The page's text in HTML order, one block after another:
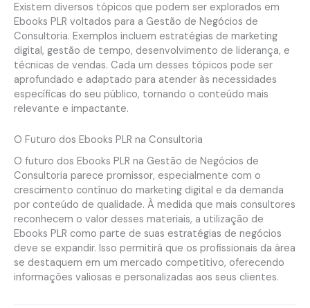
Existem diversos tópicos que podem ser explorados em
Ebooks PLR voltados para a Gestão de Negócios de
Consultoria. Exemplos incluem estratégias de marketing
digital, gestão de tempo, desenvolvimento de liderança, e
técnicas de vendas. Cada um desses tópicos pode ser
aprofundado e adaptado para atender às necessidades
específicas do seu público, tornando o conteúdo mais
relevante e impactante.
O Futuro dos Ebooks PLR na Consultoria
O futuro dos Ebooks PLR na Gestão de Negócios de
Consultoria parece promissor, especialmente com o
crescimento contínuo do marketing digital e da demanda
por conteúdo de qualidade. À medida que mais consultores
reconhecem o valor desses materiais, a utilização de
Ebooks PLR como parte de suas estratégias de negócios
deve se expandir. Isso permitirá que os profissionais da área
se destaquem em um mercado competitivo, oferecendo
informações valiosas e personalizadas aos seus clientes.